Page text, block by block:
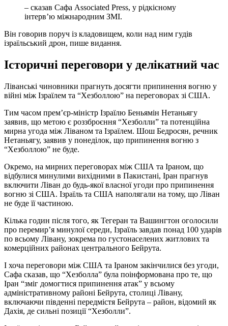
– сказав Сафа Associated Press, у рідкісному
інтерв’ю міжнародним ЗМІ.
Він говорив поруч із кладовищем, коли над ним гудів
ізраїльський дрон, пише видання.
Історичні переговори у делікатний час
Ліванські чиновники прагнуть досягти припинення вогню у
війні між Ізраїлем та “Хезболлою” на переговорах зі США.
Тим часом прем’єр-міністр Ізраїлю Беньямін Нетаньягу
заявив, що метою є роззброєння “Хезболли” та потенційна
мирна угода між Ліваном та Ізраїлем. Шош Бедросян, речник
Нетаньягу, заявив у понеділок, що припинення вогню з
“Хезболлою” не буде.
Окремо, на мирних переговорах між США та Іраном, що
відбулися минулими вихідними в Пакистані, Іран прагнув
включити Ліван до будь-якої власної угоди про припинення
вогню зі США. Ізраїль та США наполягали на тому, що Ліван
не буде її частиною.
Кілька годин після того, як Тегеран та Вашингтон оголосили
про перемир’я минулої середи, Ізраїль завдав понад 100 ударів
по всьому Лівану, зокрема по густонаселених житлових та
комерційних районах центрального Бейрута.
І хоча переговори між США та Іраном закінчилися без угоди,
Сафа сказав, що “Хезболла” була поінформована про те, що
Іран “зміг домогтися припинення атак” у всьому
адміністративному районі Бейрута, столиці Лівану,
включаючи південні передмістя Бейрута – район, відомий як
Дахія, де сильні позиції “Хезболли”.